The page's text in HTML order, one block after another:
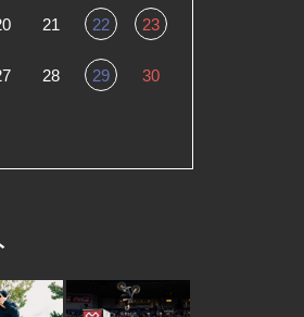
21 22 23
28 29 30